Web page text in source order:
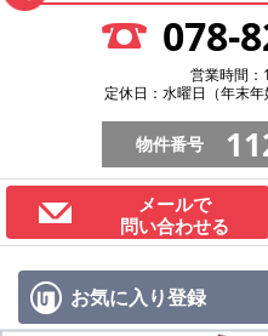
078-
営業時間
定休日：水曜日（年末年
物件番号
メールで
問い合わせる
お気に入り登録